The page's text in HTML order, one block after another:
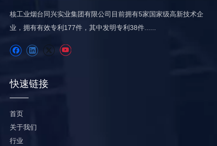
核工业烟台同兴实业集团有限公司目前拥有5家国家级高新技术企
业，拥有有效专利​​177件，其中发明专利38件......
快速链接
首页
关于我们
行业